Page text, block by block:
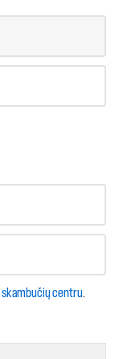
skambučių centru.